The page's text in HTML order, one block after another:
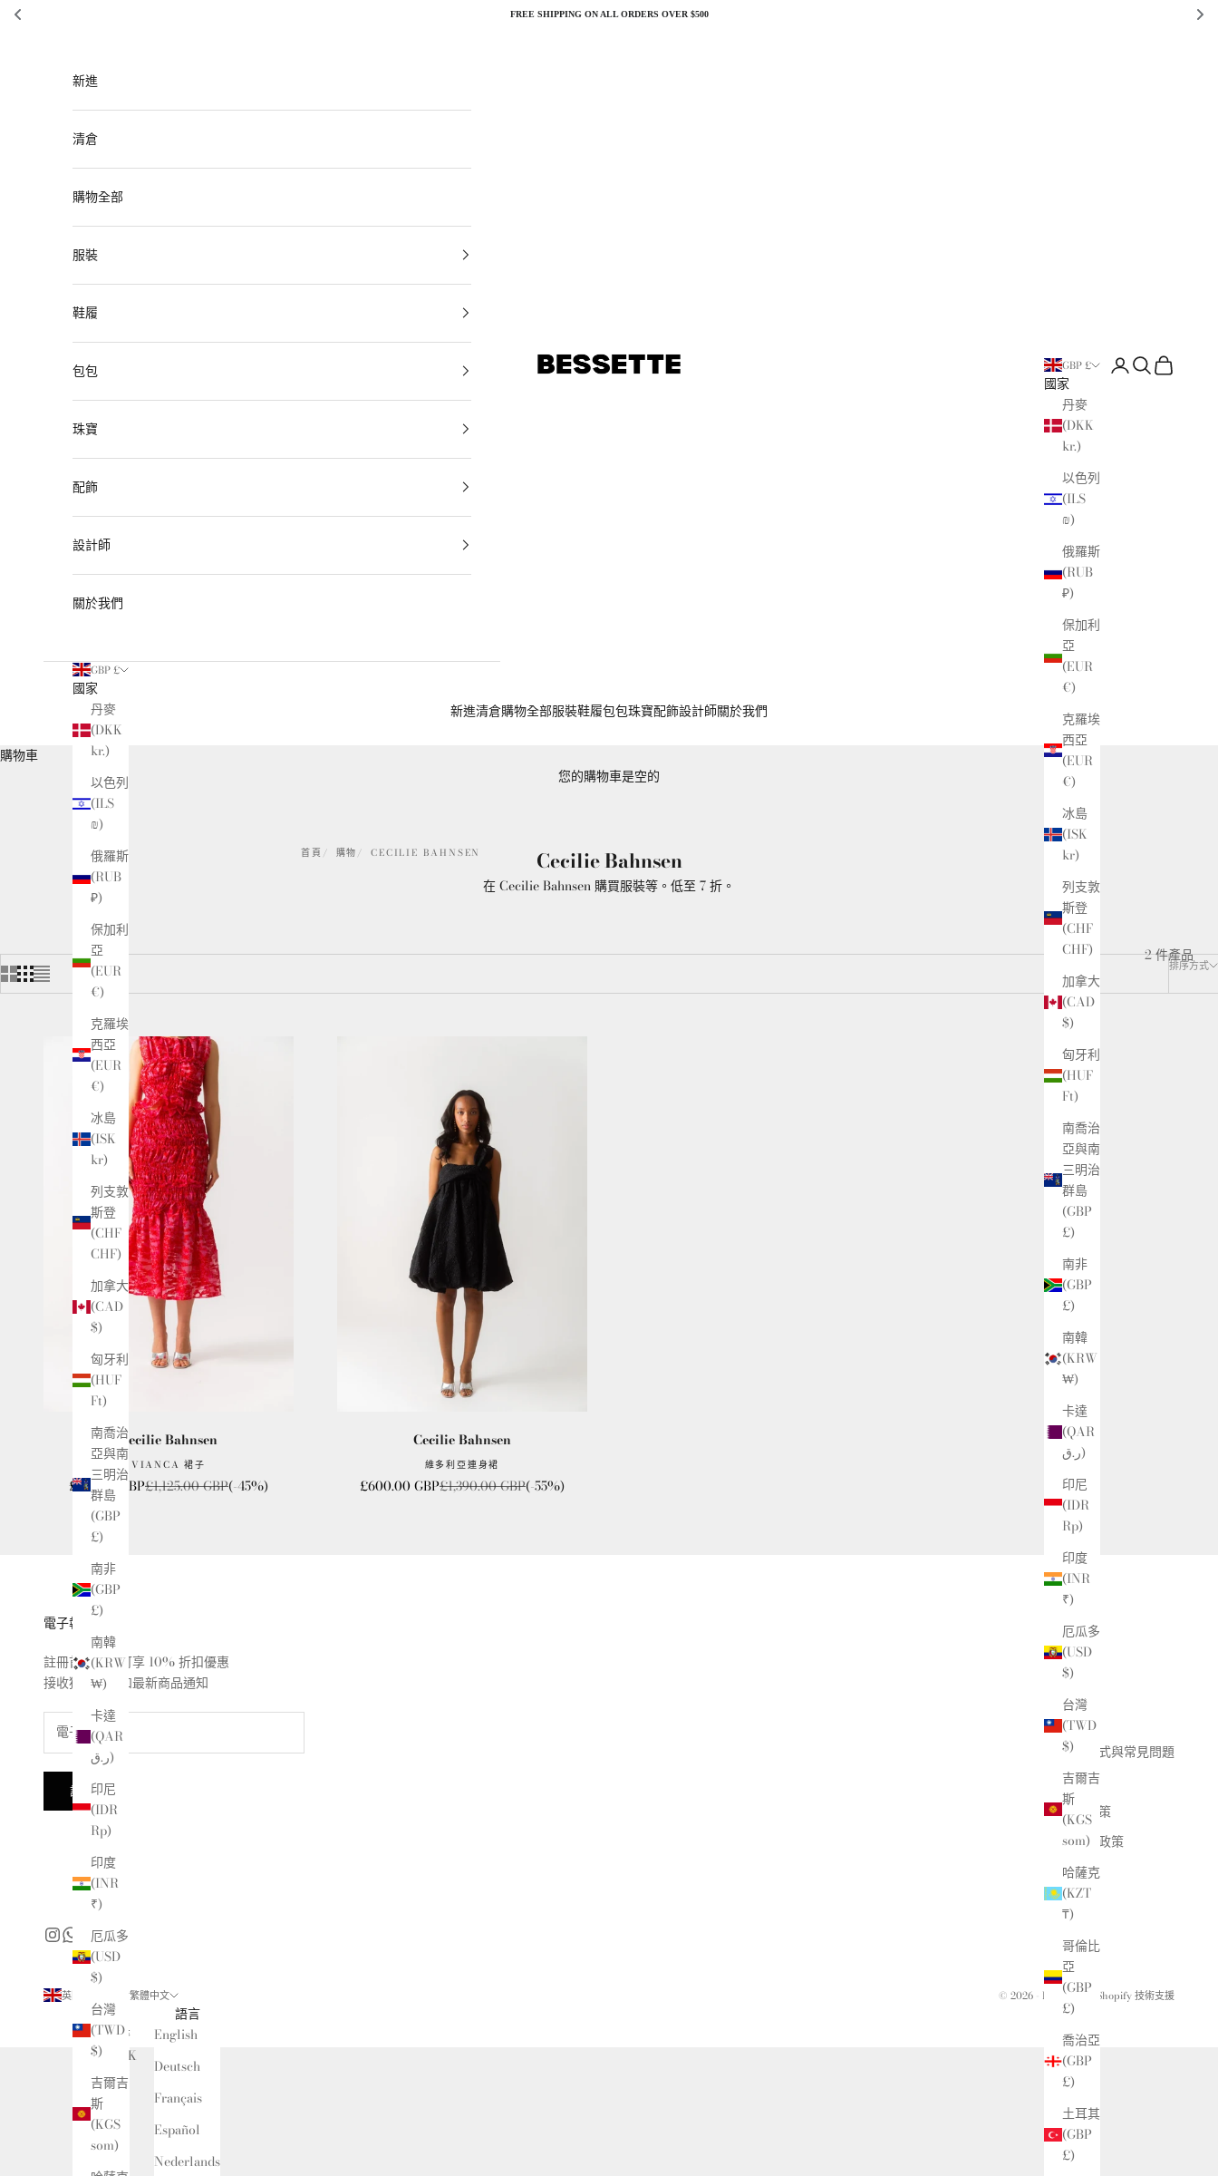
FREE SHIPPING ON ALL ORDERS OVER $500
新進清倉購物全部服裝鞋履包包珠寶配飾設計師關於我們
GBP £
國家
丹麥
(DKK
kr.)
以色列
(ILS
₪)
俄羅斯
(RUB
₽)
保加利
亞
(EUR
€)
克羅埃
西亞
(EUR
€)
冰島
(ISK
kr)
列支敦
斯登
(CHF
CHF)
加拿大
(CAD
$)
匈牙利
(HUF
Ft)
南喬治
亞與南
三明治
群島
(GBP
£)
南非
(GBP
£)
南韓
(KRW
₩)
卡達
(QAR
ر.ق)
印尼
(IDR
Rp)
印度
(INR
₹)
厄瓜多
(USD
$)
台灣
(TWD
$)
吉爾吉
斯
(KGS
som)
哈薩克
(KZT
₸)
哥倫比
亞
(GBP
£)
喬治亞
(GBP
£)
土耳其
(GBP
£)
開啟帳戶頁面
開啟搜尋打開購物車
新進
清倉
購物全部
服裝
鞋履
包包
珠寶
配飾
設計師
關於我們
GBP £
國家
丹麥
(DKK
kr.)
以色列
(ILS
₪)
俄羅斯
(RUB
₽)
保加利
亞
(EUR
€)
克羅埃
西亞
(EUR
€)
冰島
(ISK
kr)
列支敦
斯登
(CHF
CHF)
加拿大
(CAD
$)
匈牙利
(HUF
Ft)
南喬治
亞與南
三明治
群島
(GBP
£)
南非
(GBP
£)
南韓
(KRW
₩)
卡達
(QAR
ر.ق)
印尼
(IDR
Rp)
印度
(INR
₹)
厄瓜多
(USD
$)
台灣
(TWD
$)
吉爾吉
斯
(KGS
som)
購物車
您的購物車是空的
首頁 購物 CECILIE BAHNSEN Cecilie Bahnsen
在 Cecilie Bahnsen 購買服裝等。低至 7 折。
排序方式
2 件產品
Cecilie Bahnsen
VIANCA 裙子
銷售價格
£595.00 GBP一般價格
£1,125.00 GBP(-45%)
Cecilie Bahnsen
維多利亞連身裙
銷售價格
£600.00 GBP一般價格
£1,390.00 GBP(-55%)
電子報
註冊首次訂單可享 10% 折扣優惠
接收獨家預覽和最新商品通知
訂閱
連結
搜尋
活動
聯絡方式與常見問題
運費
退貨政策
隱私權政策
洞察力
英國 (GBP £)
國家
丹麥
(DKK
kr.)
色
列
(ILS
繁體中文
語言
English
Deutsch
Français
Español
Nederlands
© 2026 - Bessette由 Shopify 技術支援